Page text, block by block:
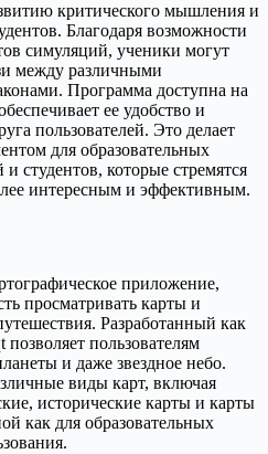
критического мышления и
Благодаря возможности
симуляций, ученики могут
между различными
Программа доступна на
ее удобство и
пользователей. Это делает
для образовательных
студентов, которые стремятся
интересным и эффективным.
приложение,
просматривать карты и
Разработанный как
пользователям
и даже звездное небо.
виды карт, включая
исторические карты и карты
как для образовательных